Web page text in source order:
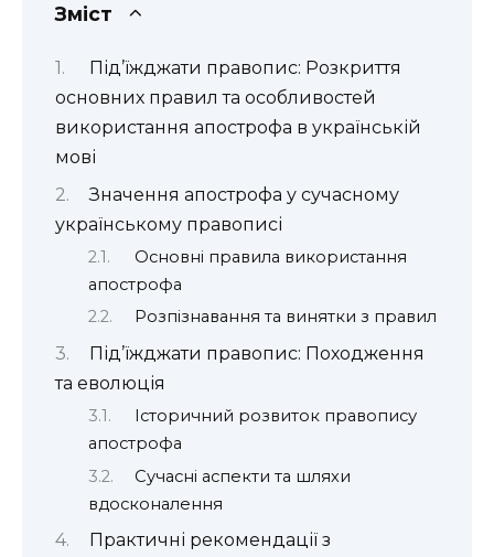
Зміст
Під’їжджати правопис: Розкриття
основних правил та особливостей
використання апострофа в українській
мові
Значення апострофа у сучасному
українському правописі
Основні правила використання
апострофа
Розпізнавання та винятки з правил
Під’їжджати правопис: Походження
та еволюція
Історичний розвиток правопису
апострофа
Сучасні аспекти та шляхи
вдосконалення
Практичні рекомендації з